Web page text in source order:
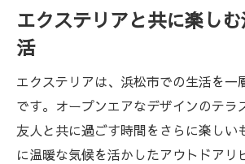
エクステリアと共に楽し
活
エクステリアは、浜松市での生活を一
です。オープンエアなデザインのテラ
友人と共に過ごす時間をさらに楽しい
に温暖な気候を活かしたアウトドアリ